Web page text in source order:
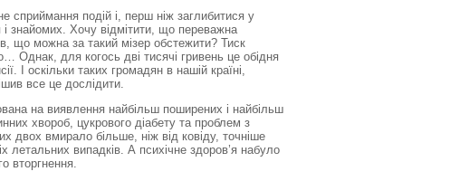
сприймання подій і, перш ніж заглибитися у
знайомих. Хочу відмітити, що переважна
що можна за такий мізер обстежити? Тиск
Однак, для когось дві тисячі гривень це обідня
І оскільки таких громадян в нашій країні,
все це дослідити.
на виявлення найбільш поширених і найбільш
хвороб, цукрового діабету та проблем з
двох вмирало більше, ніж від ковіду, точніше
летальних випадків. А психічне здоров’я набуло
вторгнення.